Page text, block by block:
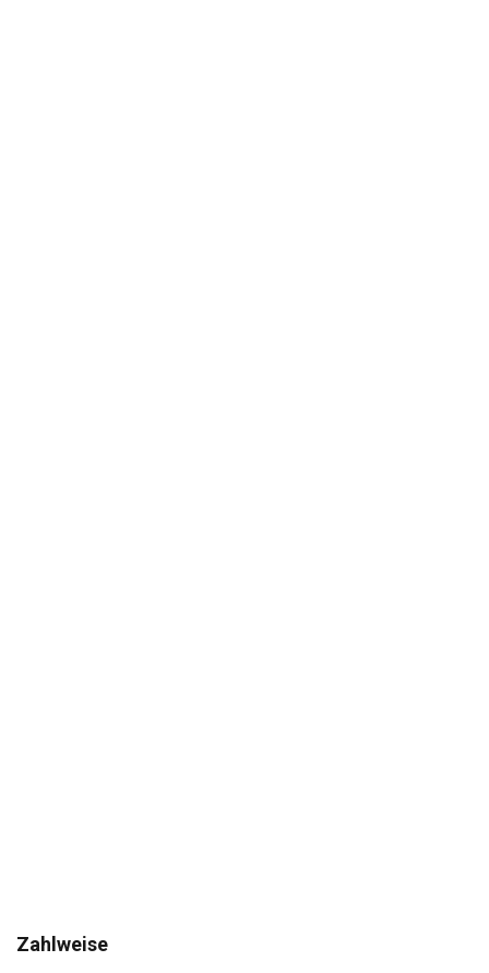
Zahlweise